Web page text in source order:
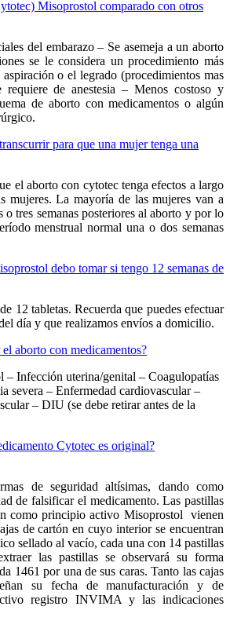
Misoprostol comparado con otros
del embarazo – Se asemeja a un aborto
se le considera un procedimiento más
o el legrado (procedimientos mas
de anestesia – Menos costoso y
de aborto con medicamentos o algún
para que una mujer tenga una
el aborto con cytotec tenga efectos a largo
mujeres. La mayoría de las mujeres van a
o tres semanas posteriores al aborto y por lo
menstrual normal una o dos semanas
debo tomar si tengo 12 semanas de
12 tabletas. Recuerda que puedes efectuar
día y que realizamos envíos a domicilio.
aborto con medicamentos?
– Infección uterina/genital – Coagulopatías
severa – Enfermedad cardiovascular –
– DIU (se debe retirar antes de la
Cytotec es original?
de seguridad altísimas, dando como
de falsificar el medicamento. Las pastillas
como principio activo Misoprostol vienen
de cartón en cuyo interior se encuentran
sellado al vacío, cada una con 14 pastillas
las pastillas se observará su forma
1461 por una de sus caras. Tanto las cajas
su fecha de manufacturación y de
registro INVIMA y las indicaciones